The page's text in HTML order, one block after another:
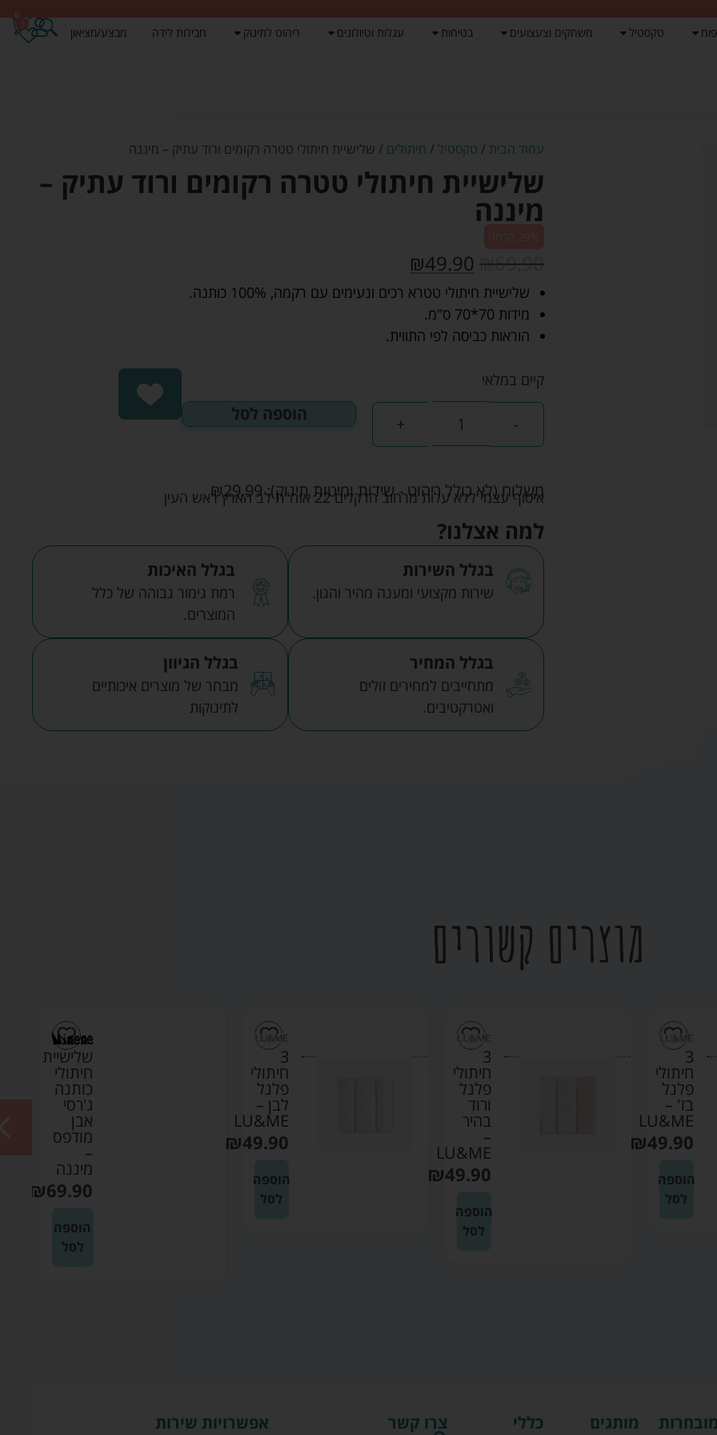
טקסטיל משחקים וצעצועים בטיחות עגלות וטיולונים ריהוט לתינוק חבילות לידה מבצע/מציאון
0
עמוד הבית / טקסטיל / חיתולים / שלישיית חיתולי טטרה רקומים ורוד עתיק – מיננה
שלישיית חיתולי טטרה רקומים ורוד עתיק –
מיננה
₪69.90
₪49.90
שלישיית חיתולי טטרא רכים ונעימים עם רקמה, 100% כותנה.
מידות 70*70 ס"מ.
הוראות כביסה לפי התווית.
קיים במלאי
-
+ הוספה לסל
משלוח (לא כולל ריהוט - שידות ומיטות תינוק): ₪29.99 איסוף עצמי ללא עלות מרחוב הדקלים 22 אזה"ת לב הארץ ראש העין
למה אצלנו?
בגלל השירות
שירות מקצועי ומענה מהיר והגון.
בגלל האיכות
רמת גימור גבוהה של כלל
המוצרים.
בגלל המחיר
מתחייבים למחירים זולים
ואטרקטיבים.
בגלל הגיוון
מבחר של מוצרים איכותיים
לתינוקות
מוצרים קשורים
3
חיתולי
פלנל
בז' –
LU&ME
₪49.90
הוספה
לסל
3
חיתולי
פלנל
ורוד
בהיר
–
LU&ME
₪49.90
הוספה
לסל
3
חיתולי
פלנל
לבן –
LU&ME
₪49.90
הוספה
לסל
שלישיית
חיתולי
כותנה
ג'רסי
אבן
מודפס
–
מיננה
₪69.90
הוספה
לסל
מותגים כללי צרו קשר אפשרויות שירות